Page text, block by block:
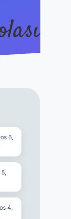
6,
5,
4,
mobil giriş